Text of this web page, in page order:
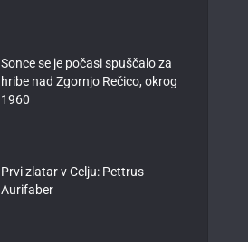
Sonce se je počasi spuščalo za
hribe nad Zgornjo Rečico, okrog
1960
Prvi zlatar v Celju: Pettrus
Aurifaber